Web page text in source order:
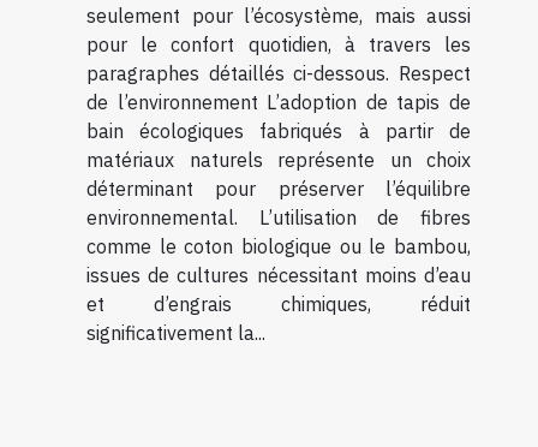
seulement pour l’écosystème, mais aussi
pour le confort quotidien, à travers les
paragraphes détaillés ci-dessous. Respect
de l’environnement L’adoption de tapis de
bain écologiques fabriqués à partir de
matériaux naturels représente un choix
déterminant pour préserver l’équilibre
environnemental. L’utilisation de fibres
comme le coton biologique ou le bambou,
issues de cultures nécessitant moins d’eau
et d’engrais chimiques, réduit
significativement la...